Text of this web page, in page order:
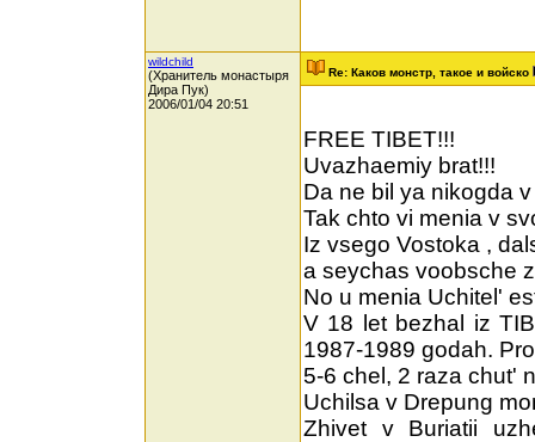
wildchild
(Хранитель монастыря
Дира Пук)
2006/01/04 20:51
Re: Каков монстр, такое и войско
FREE TIBET!!!
Uvazhaemiy brat!!!
Da ne bil ya nikogda
Tak chto vi menia v
Iz vsego Vostoka ,
a seychas voobsche
No u menia Uchitel'
V 18 let bezhal iz
1987-1989 godah.
5-6 chel, 2 raza chut'
Uchilsa v Drepung
Zhivet v Buriatii